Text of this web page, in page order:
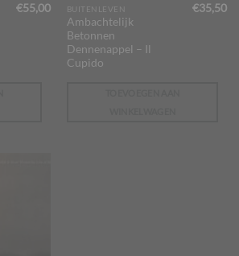
€55,00 BUITENLEVEN
Ambachtelijk
Betonnen
Dennenappel – Il
Cupido
€35,50